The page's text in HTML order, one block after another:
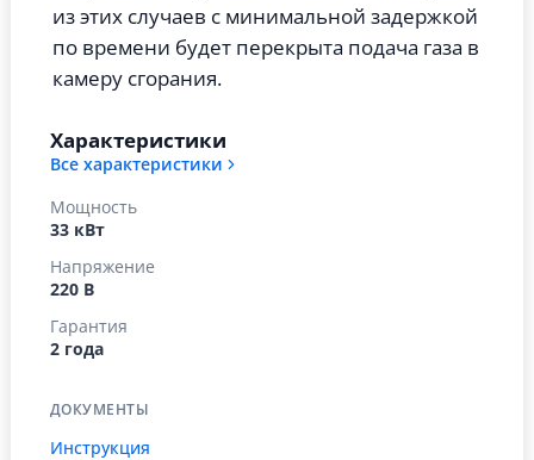
из этих случаев с минимальной задержкой
по времени будет перекрыта подача газа в
камеру сгорания.
Характеристики
Все характеристики
Мощность
33 кВт
Напряжение
220 В
Гарантия
2 года
ДОКУМЕНТЫ
Инструкция